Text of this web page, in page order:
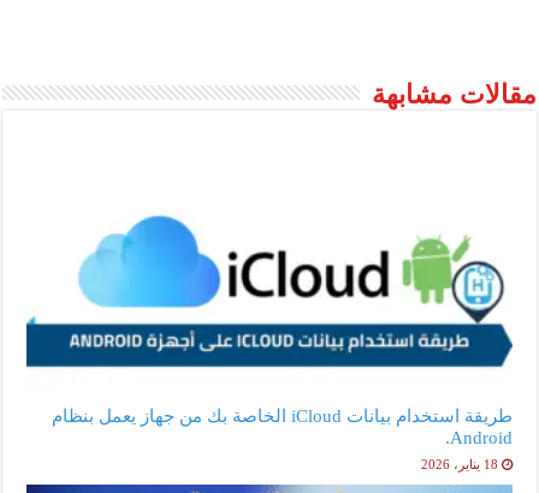
مقالات مشابهة
طريقة استخدام بيانات iCloud الخاصة بك من جهاز يعمل بنظام
Android.
18 يناير، 2026